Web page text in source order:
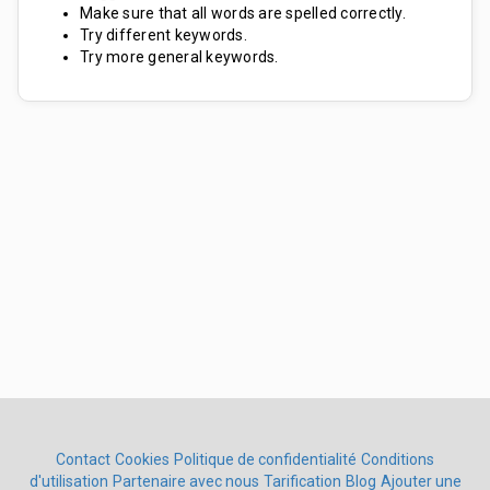
Make sure that all words are spelled correctly.
Try different keywords.
Try more general keywords.
Contact Cookies Politique de confidentialité Conditions
d'utilisation Partenaire avec nous Tarification Blog Ajouter une